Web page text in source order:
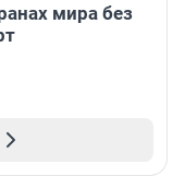
мира без